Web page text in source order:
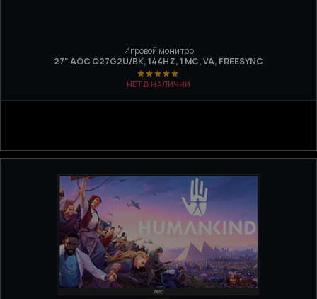
Игровой монитор
27" AOC Q27G2U/BK, 144HZ, 1 МС, VA, FREESYNC
НЕТ В НАЛИЧИИ